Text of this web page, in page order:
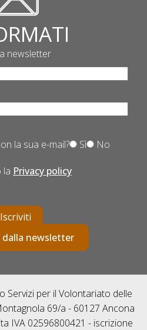
newsletter
la sua e-mail? Sì No
la Privacy policy
Iscriviti
dalla newsletter
Servizi per il Volontariato delle
69/a - 60127 Ancona
IVA 02596800421 - iscrizione